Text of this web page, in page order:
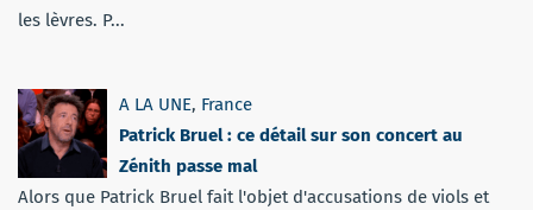
les lèvres. P...
A LA UNE, France
Patrick Bruel : ce détail sur son concert au
Zénith passe mal
Alors que Patrick Bruel fait l'objet d'accusations de viols et